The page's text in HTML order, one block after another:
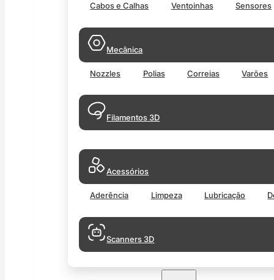
Cabos e Calhas Ventoinhas Sensores
Mecânica
Nozzles Polias Correias Varões
Filamentos 3D
Acessórios
Aderência Limpeza Lubricação
Scanners 3D